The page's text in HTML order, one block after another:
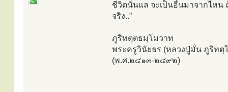
ชีวิตนั่นแล จะเป็นอื่นมาจากไหน
จริง..”
ภูริทตฺตธมฺโมวาท
พระครูวินัยธร (หลวงปู่มั่น ภูริทตฺ
(พ.ศ.๒๔๑๓-๒๔๙๒)